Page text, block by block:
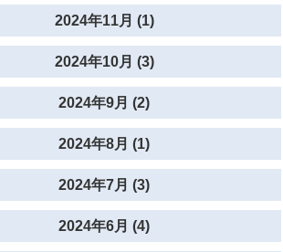
2024年11月 (1)
2024年10月 (3)
2024年9月 (2)
2024年8月 (1)
2024年7月 (3)
2024年6月 (4)